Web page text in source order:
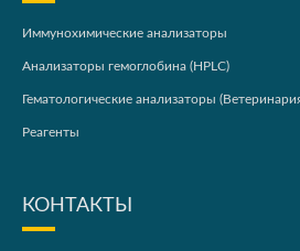
Иммунохимические анализаторы
Анализаторы гемоглобина (HPLC)
Гематологические анализаторы
Реагенты
КОНТАКТЫ